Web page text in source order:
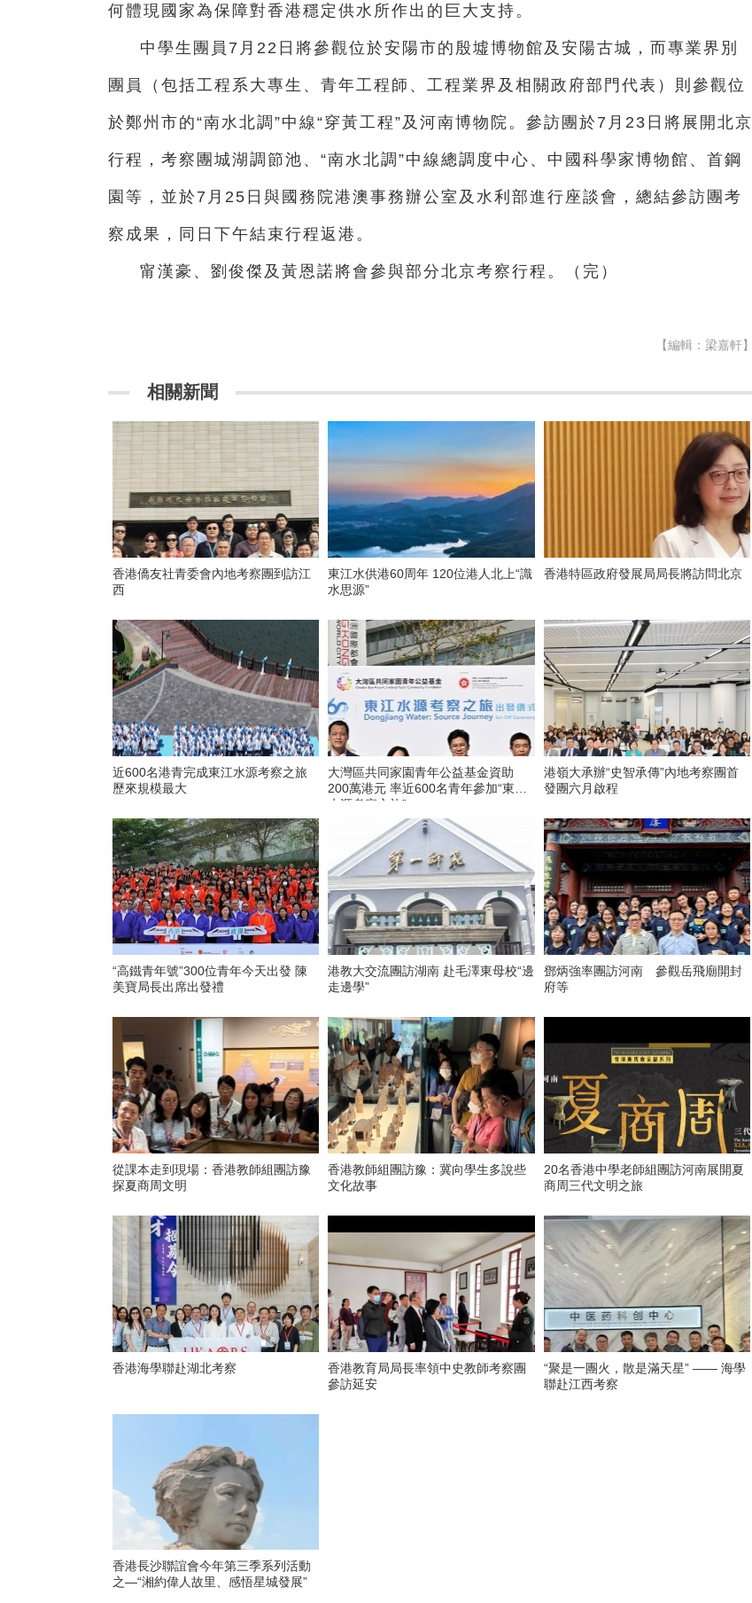
何體現國家為保障對香港穩定供水所作出的巨大支持。
中學生團員7月22日將參觀位於安陽市的殷墟博物館及安陽古城，而專業界別
團員（包括工程系大專生、青年工程師、工程業界及相關政府部門代表）則參觀位
於鄭州市的“南水北調”中線“穿黃工程”及河南博物院。參訪團於7月23日將展開北京
行程，考察團城湖調節池、“南水北調”中線總調度中心、中國科學家博物館、首鋼
園等，並於7月25日與國務院港澳事務辦公室及水利部進行座談會，總結參訪團考
察成果，同日下午結束行程返港。
甯漢豪、劉俊傑及黃恩諾將會參與部分北京考察行程。（完）
【編輯：梁嘉軒】
相關新聞
香港僑友社青委會內地考察團到訪江
西
東江水供港60周年 120位港人北上“識
水思源”
香港特區政府發展局局長將訪問北京
近600名港青完成東江水源考察之旅
歷來規模最大
大灣區共同家園青年公益基金資助
200萬港元 率近600名青年參加“東江
水源考察之旅”
港嶺大承辦“史智承傳”內地考察團首
發團六月啟程
“高鐵青年號”300位青年今天出發 陳
美寶局長出席出發禮
港教大交流團訪湖南 赴毛澤東母校“邊
走邊學”
鄧炳強率團訪河南 參觀岳飛廟開封
府等
從課本走到現場：香港教師組團訪豫
探夏商周文明
香港教師組團訪豫：冀向學生多說些
文化故事
20名香港中學老師組團訪河南展開夏
商周三代文明之旅
香港海學聯赴湖北考察
香港教育局局長率領中史教師考察團
參訪延安
“聚是一團火，散是滿天星” —— 海學
聯赴江西考察
香港長沙聯誼會今年第三季系列活動
之—“湘約偉人故里、感悟星城發展”